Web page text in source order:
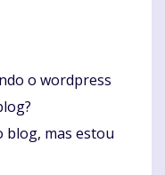
o wordpress
blog, mas estou